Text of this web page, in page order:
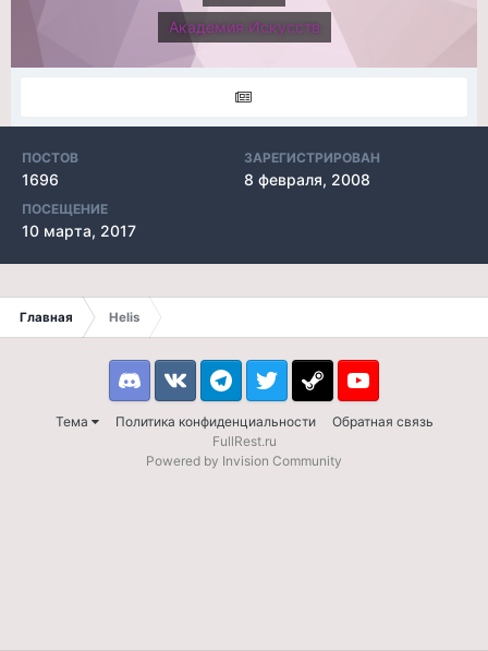
Академия Искусств
ПОСТОВ
1696
ЗАРЕГИСТРИРОВАН
8 февраля, 2008
ПОСЕЩЕНИЕ
10 марта, 2017
Главная Helis
Тема Политика конфиденциальности Обратная связь
DiscordVK TelegramTwitter Steam Youtube
FullRest.ru
Powered by Invision Community